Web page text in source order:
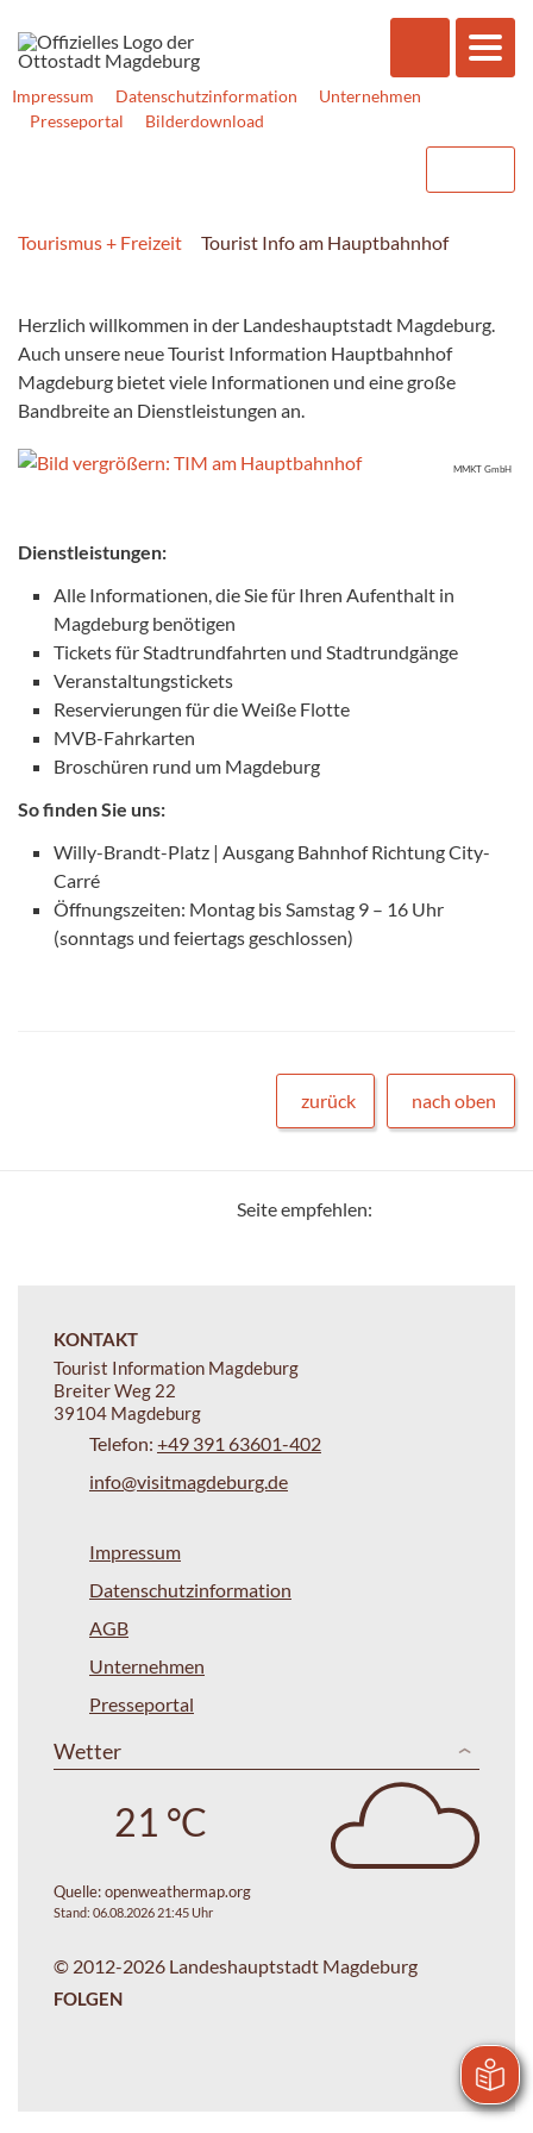
Impressum Datenschutzinformation
Unternehmen
Presseportal
Bilderdownload
Tourismus + Freizeit Tourist Info am Hauptbahnhof
Herzlich willkommen in der Landeshauptstadt Magdeburg.
Auch unsere neue Tourist Information Hauptbahnhof
Magdeburg bietet viele Informationen und eine große
Bandbreite an Dienstleistungen an.
MMKT GmbH
Dienstleistungen:
Alle Informationen, die Sie für Ihren Aufenthalt in
Magdeburg benötigen
Tickets für Stadtrundfahrten und Stadtrundgänge
Veranstaltungstickets
Reservierungen für die Weiße Flotte
MVB-Fahrkarten
Broschüren rund um Magdeburg
So finden Sie uns:
Willy-Brandt-Platz | Ausgang Bahnhof Richtung City-
Carré
Öffnungszeiten: Montag bis Samstag 9 – 16 Uhr
(sonntags und feiertags geschlossen)
zurück nach oben
Seite empfehlen:
KONTAKT
Tourist Information Magdeburg
Breiter Weg 22
39104 Magdeburg
Telefon: +49 391 63601-402
info@visitmagdeburg.de
Impressum
Datenschutzinformation
AGB
Unternehmen
Presseportal
Wetter
21 °C
Quelle:openweathermap.org
Stand: 06.08.2026 21:45 Uhr
© 2012-2026 Landeshauptstadt Magdeburg
FOLGEN